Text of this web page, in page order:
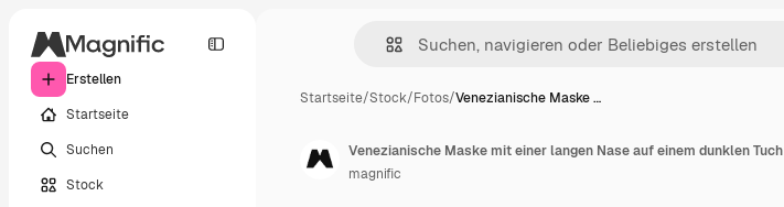
Erstellen
Startseite
Suchen
Stock
Startseite/Stock/Fotos/Venezianische Maske …
Venezianische Maske mit einer langen Nase auf einem dunklen Tuch
magnific